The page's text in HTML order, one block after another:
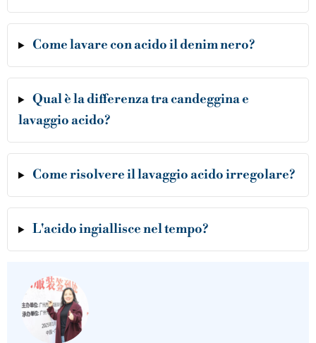
Come lavare con acido il denim nero?
Qual è la differenza tra candeggina e
lavaggio acido?
Come risolvere il lavaggio acido irregolare?
L'acido ingiallisce nel tempo?